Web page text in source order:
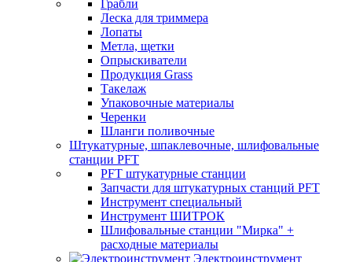
Грабли
Леска для триммера
Лопаты
Метла, щетки
Опрыскиватели
Продукция Grass
Такелаж
Упаковочные материалы
Черенки
Шланги поливочные
Штукатурные, шпаклевочные, шлифовальные
станции PFT
PFT штукатурные станции
Запчасти для штукатурных станций PFT
Инструмент специальный
Инструмент ШИТРОК
Шлифовальные станции "Мирка" +
расходные материалы
Электроинструмент